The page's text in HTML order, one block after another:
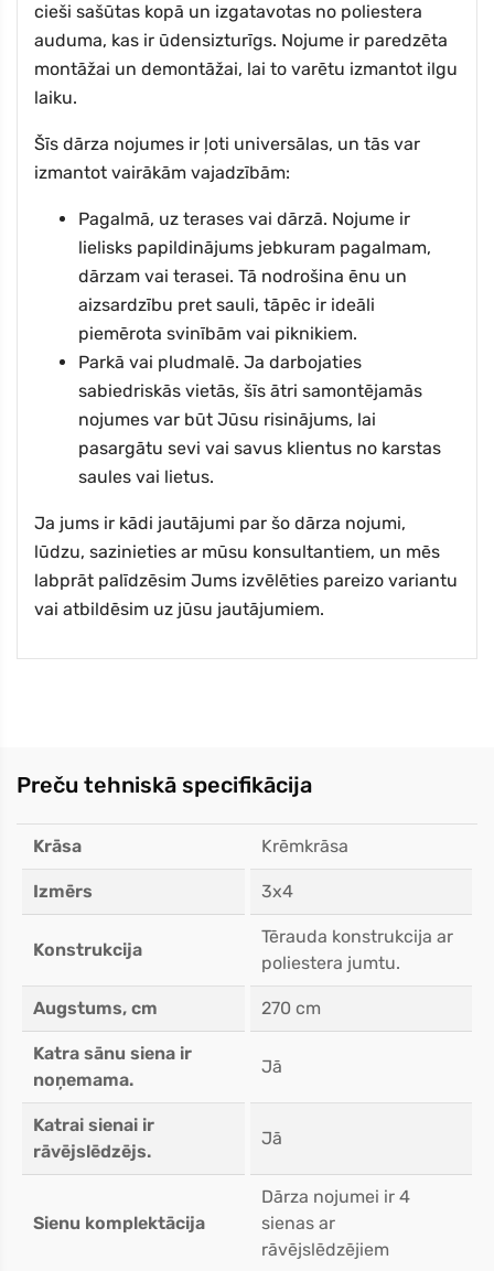
cieši sašūtas kopā un izgatavotas no poliestera
auduma, kas ir ūdensizturīgs. Nojume ir paredzēta
montāžai un demontāžai, lai to varētu izmantot ilgu
laiku.
Šīs dārza nojumes ir ļoti universālas, un tās var
izmantot vairākām vajadzībām:
Pagalmā, uz terases vai dārzā. Nojume ir
lielisks papildinājums jebkuram pagalmam,
dārzam vai terasei. Tā nodrošina ēnu un
aizsardzību pret sauli, tāpēc ir ideāli
piemērota svinībām vai piknikiem.
Parkā vai pludmalē. Ja darbojaties
sabiedriskās vietās, šīs ātri samontējamās
nojumes var būt Jūsu risinājums, lai
pasargātu sevi vai savus klientus no karstas
saules vai lietus.
Ja jums ir kādi jautājumi par šo dārza nojumi,
lūdzu, sazinieties ar mūsu konsultantiem, un mēs
labprāt palīdzēsim Jums izvēlēties pareizo variantu
vai atbildēsim uz jūsu jautājumiem.
Preču tehniskā specifikācija
Krāsa Krēmkrāsa
Izmērs 3x4
Konstrukcija
Tērauda konstrukcija ar
poliestera jumtu.
Augstums, cm 270 cm
Katra sānu siena ir
noņemama.
Jā
Katrai sienai ir
rāvējslēdzējs.
Jā
Sienu komplektācija
Dārza nojumei ir 4
sienas ar
rāvējslēdzējiem